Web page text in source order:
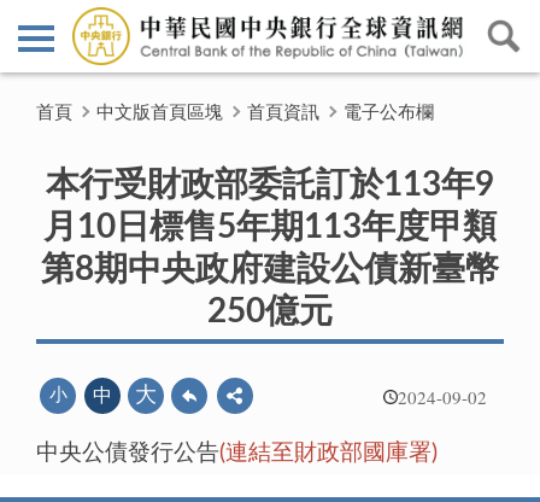
首頁 中文版首頁區塊 首頁資訊 電子公布欄
本行受財政部委託訂於113年9
月10日標售5年期113年度甲類
第8期中央政府建設公債新臺幣
250億元
2024-09-02
小 中 大
中央公債發行公告(連結至財政部國庫署)